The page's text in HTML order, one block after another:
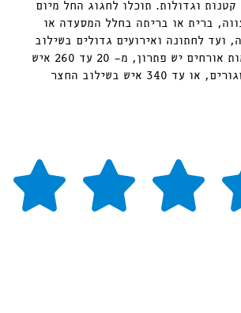
קטנות וגדולות. תוכלו לחגוג החל מיום
ברית או בריתה בחלל המסעדה או
ועד לחתונה ואירועים גדולים בשילוב
החללים. לכל כמות אורחים יש פתרון, מ- 20 עד 260 איש
340 איש בשילוב החצר